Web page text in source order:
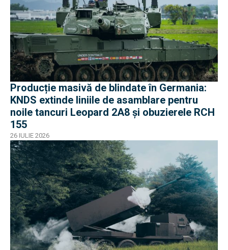
Producție masivă de blindate în Germania:
KNDS extinde liniile de asamblare pentru
noile tancuri Leopard 2A8 și obuzierele RCH
155
26 IULIE 2026